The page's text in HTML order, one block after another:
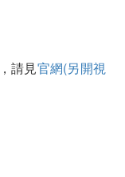
請見官網(另開視